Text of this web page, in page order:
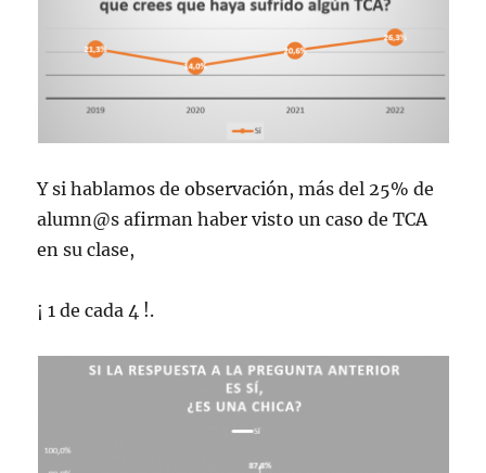
Y si hablamos de observación, más del 25% de
alumn@s afirman haber visto un caso de TCA
en su clase,
¡ 1 de cada 4 !.